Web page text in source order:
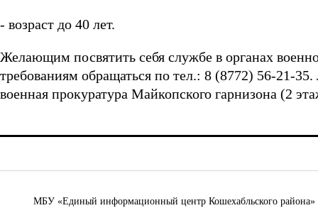
- возраст до 40 лет.
Желающим посвятить себя службе в органах
требованиям обращаться по тел.: 8 (8772) 56-21-
военная прокуратура Майкопского гарнизона (2
МБУ «Единый информационный центр Кошехабльского района»